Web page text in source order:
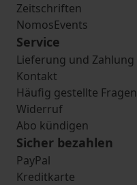
Zeitschriften
NomosEvents
Service
Lieferung und Zahlung
Kontakt
Häufig gestellte Fragen
Widerruf
Abo kündigen
Sicher bezahlen
PayPal
Kreditkarte